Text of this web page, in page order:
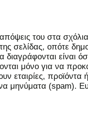
του στα σχόλια,
σελίδας, οπότε
είναι
μόνο για να
εταιρίες, προϊόντα
μηνύματα (spam).